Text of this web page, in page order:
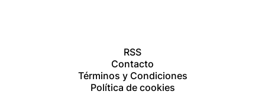
RSS
Contacto
Términos y Condiciones
Política de cookies